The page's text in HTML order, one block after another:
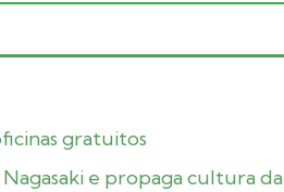
gratuitos
e propaga cultura da